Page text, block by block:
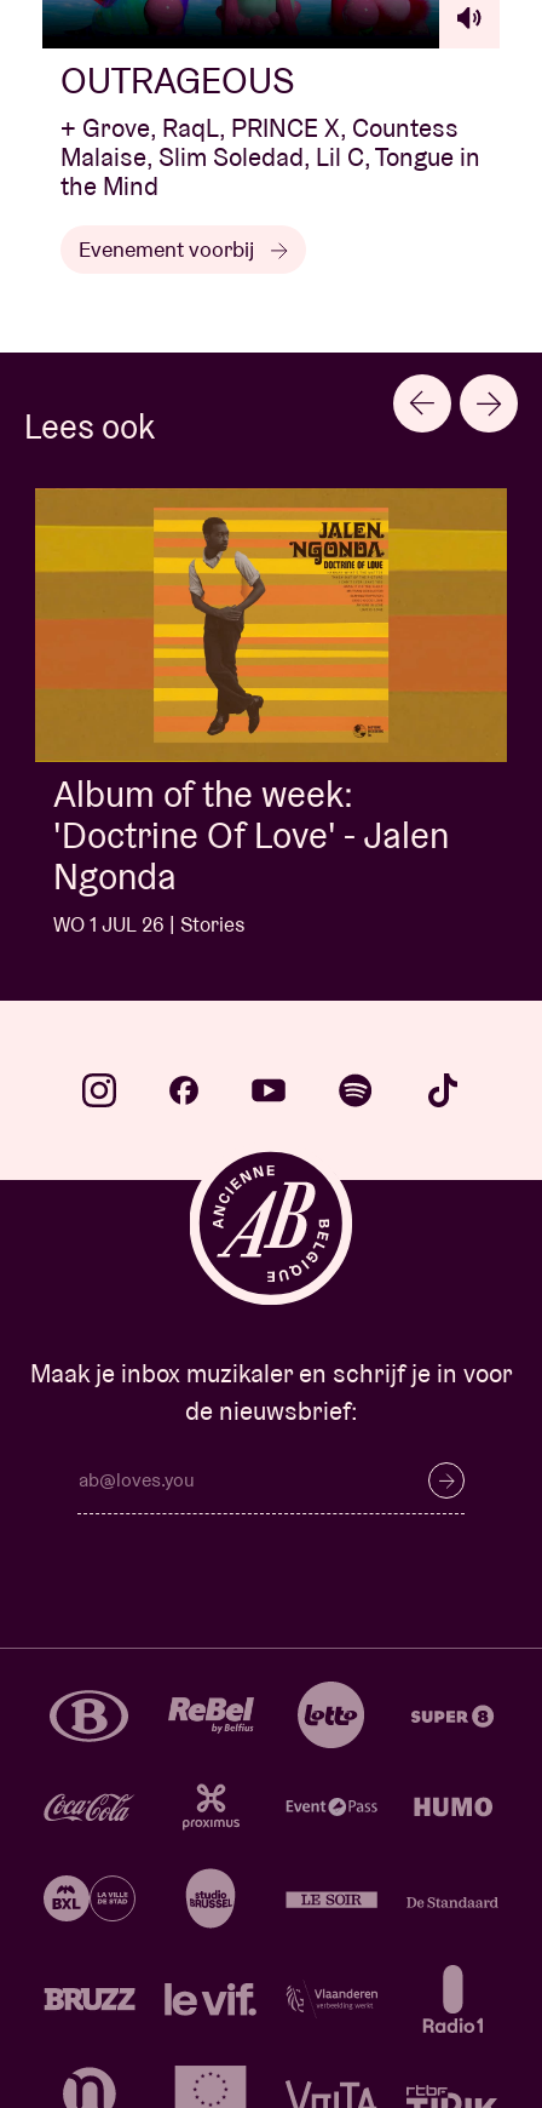
OUTRAGEOUS
+ Grove, RaqL, PRINCE X, Countess
Malaise, Slim Soledad, Lil C, Tongue in
the Mind
Evenement voorbij
Lees ook
Album of the week:
'Doctrine Of Love' - Jalen
Ngonda
WO 1 JUL 26 | Stories
Maak je inbox muzikaler en schrijf je in voor
de nieuwsbrief: